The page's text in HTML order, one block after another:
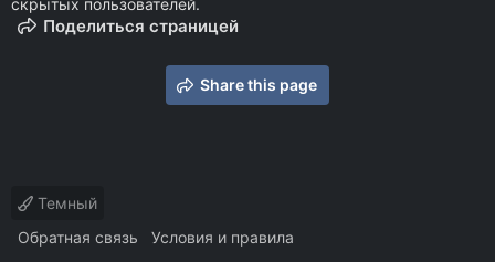
Поделиться страницей
Share this page
Темный
Обратная связь
Условия и правила